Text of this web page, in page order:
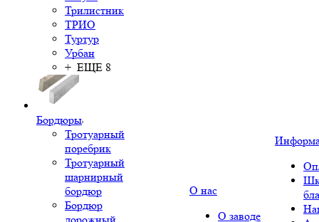
Трилистник
ТРИО
Туртур
Урбан
+ ЕЩЕ 8
Бордюры
Тротуарный
поребрик
Тротуарный
шарнирный
бордюр
Бордюр
О нас
О заводе